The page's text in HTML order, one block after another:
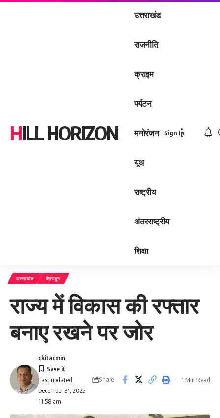
HILL HORIZON
उत्तराखंड
राजनीति
क्राइम
पर्यटन
मनोरंजन
यूथ
राष्ट्रीय
अंतरराष्ट्रीय
शिक्षा
Sign In
उत्तराखंड देहरादून
राज्य में विकास की रफ्तार
बनाए रखने पर जोर
Last updated:
December 31, 2025
11:58 am
ckitadmin
Share 1 Min Read